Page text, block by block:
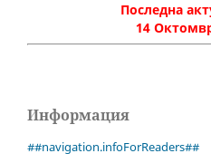
Последна
14
Информация
##navigation.infoForReaders##